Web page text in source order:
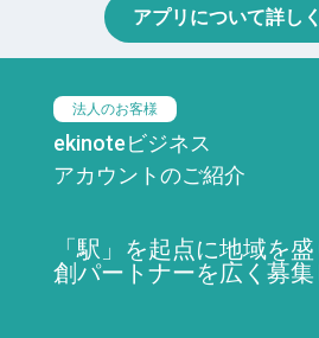
アプリについて詳し
法人のお客様
ekinoteビジネス
アカウントのご紹介
「駅」を起点に地域を
創パートナーを広く募集